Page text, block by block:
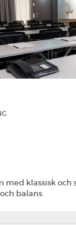
med klassisk
balans.